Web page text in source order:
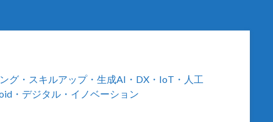
グ・スキルアップ・生成AI・DX・IoT・人工
・デジタル・イノベーション